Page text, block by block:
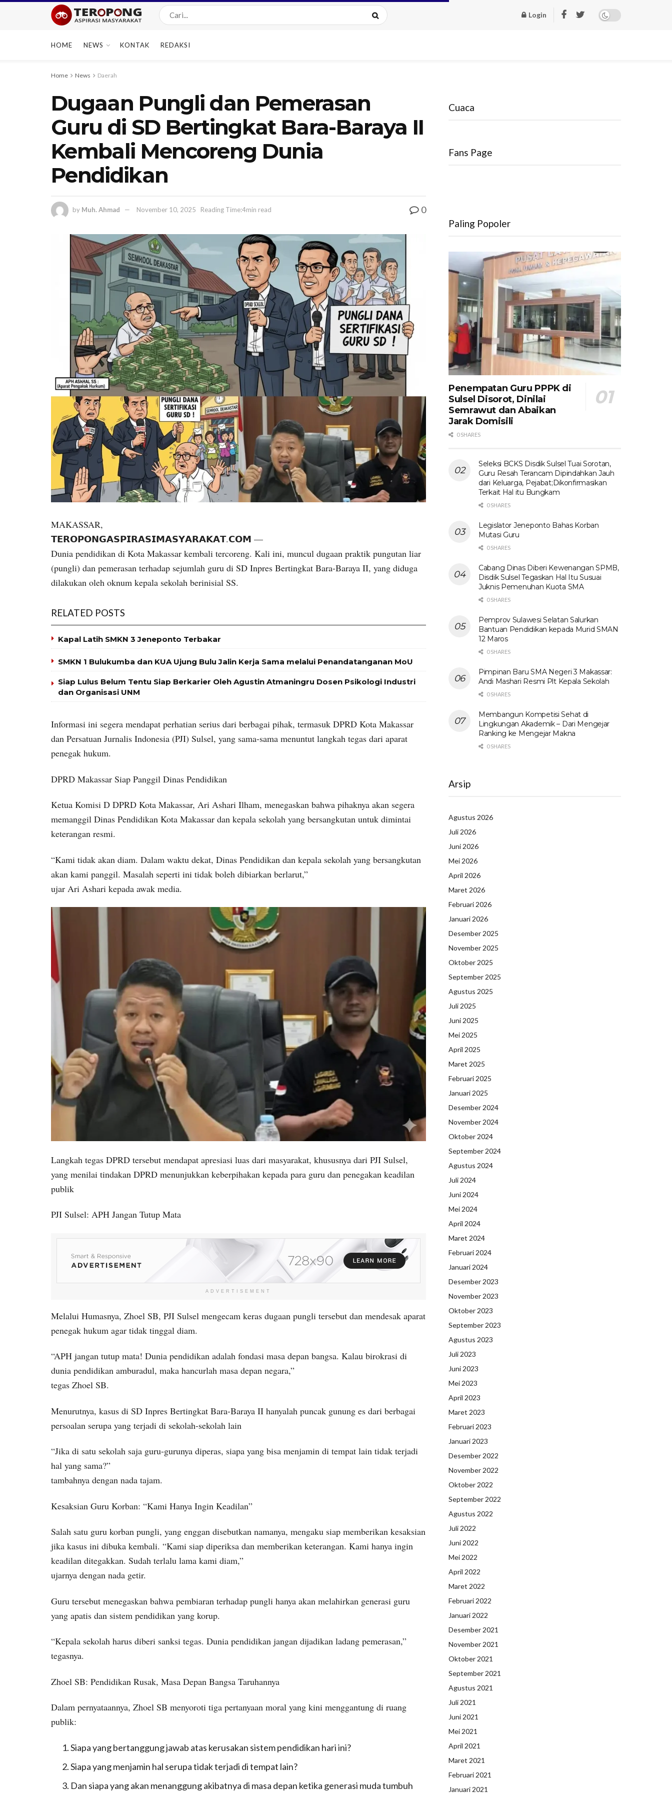
Login
HOME NEWS KONTAK REDAKSI
Home News Daerah
Dugaan Pungli dan Pemerasan
Guru di SD Bertingkat Bara-Baraya II
Kembali Mencoreng Dunia
Pendidikan
by Muh. Ahmad November 10, 2025 Reading Time:4min read 0
MAKASSAR,
𝗧𝗘𝗥𝗢𝗣𝗢𝗡𝗚𝗔𝗦𝗣𝗜𝗥𝗔𝗦𝗜𝗠𝗔𝗦𝗬𝗔𝗥𝗔𝗞𝗔𝗧.𝗖𝗢𝗠 —
Dunia pendidikan di Kota Makassar kembali tercoreng. Kali ini, muncul dugaan praktik pungutan liar
(pungli) dan pemerasan terhadap sejumlah guru di SD Inpres Bertingkat Bara-Baraya II, yang diduga
dilakukan oleh oknum kepala sekolah berinisial SS.
RELATED POSTS
Kapal Latih SMKN 3 Jeneponto Terbakar
SMKN 1 Bulukumba dan KUA Ujung Bulu Jalin Kerja Sama melalui Penandatanganan MoU
Siap Lulus Belum Tentu Siap Berkarier Oleh Agustin Atmaningru Dosen Psikologi Industri
dan Organisasi UNM
Informasi ini segera mendapat perhatian serius dari berbagai pihak, termasuk DPRD Kota Makassar
dan Persatuan Jurnalis Indonesia (PJI) Sulsel, yang sama-sama menuntut langkah tegas dari aparat
penegak hukum.
DPRD Makassar Siap Panggil Dinas Pendidikan
Ketua Komisi D DPRD Kota Makassar, Ari Ashari Ilham, menegaskan bahwa pihaknya akan segera
memanggil Dinas Pendidikan Kota Makassar dan kepala sekolah yang bersangkutan untuk dimintai
keterangan resmi.
“Kami tidak akan diam. Dalam waktu dekat, Dinas Pendidikan dan kepala sekolah yang bersangkutan
akan kami panggil. Masalah seperti ini tidak boleh dibiarkan berlarut,”
ujar Ari Ashari kepada awak media.
Langkah tegas DPRD tersebut mendapat apresiasi luas dari masyarakat, khususnya dari PJI Sulsel,
yang menilai tindakan DPRD menunjukkan keberpihakan kepada para guru dan penegakan keadilan
publik
PJI Sulsel: APH Jangan Tutup Mata
ADVERTISEMENT
Melalui Humasnya, Zhoel SB, PJI Sulsel mengecam keras dugaan pungli tersebut dan mendesak aparat
penegak hukum agar tidak tinggal diam.
“APH jangan tutup mata! Dunia pendidikan adalah fondasi masa depan bangsa. Kalau birokrasi di
dunia pendidikan amburadul, maka hancurlah masa depan negara,”
tegas Zhoel SB.
Menurutnya, kasus di SD Inpres Bertingkat Bara-Baraya II hanyalah puncak gunung es dari berbagai
persoalan serupa yang terjadi di sekolah-sekolah lain
“Jika di satu sekolah saja guru-gurunya diperas, siapa yang bisa menjamin di tempat lain tidak terjadi
hal yang sama?”
tambahnya dengan nada tajam.
Kesaksian Guru Korban: “Kami Hanya Ingin Keadilan”
Salah satu guru korban pungli, yang enggan disebutkan namanya, mengaku siap memberikan kesaksian
jika kasus ini dibuka kembali. “Kami siap diperiksa dan memberikan keterangan. Kami hanya ingin
keadilan ditegakkan. Sudah terlalu lama kami diam,”
ujarnya dengan nada getir.
Guru tersebut menegaskan bahwa pembiaran terhadap pungli hanya akan melahirkan generasi guru
yang apatis dan sistem pendidikan yang korup.
“Kepala sekolah harus diberi sanksi tegas. Dunia pendidikan jangan dijadikan ladang pemerasan,”
tegasnya.
Zhoel SB: Pendidikan Rusak, Masa Depan Bangsa Taruhannya
Dalam pernyataannya, Zhoel SB menyoroti tiga pertanyaan moral yang kini menggantung di ruang
publik:
Siapa yang bertanggung jawab atas kerusakan sistem pendidikan hari ini?
Siapa yang menjamin hal serupa tidak terjadi di tempat lain?
Dan siapa yang akan menanggung akibatnya di masa depan ketika generasi muda tumbuh
Cuaca
Fans Page
Paling Popoler
Penempatan Guru PPPK di
Sulsel Disorot, Dinilai
Semrawut dan Abaikan
Jarak Domisili
0 SHARES
Seleksi BCKS Disdik Sulsel Tuai Sorotan,
Guru Resah Terancam Dipindahkan Jauh
dari Keluarga, Pejabat;Dikonfirmasikan
Terkait Hal itu Bungkam
0 SHARES
Legislator Jeneponto Bahas Korban
Mutasi Guru
0 SHARES
Cabang Dinas Diberi Kewenangan SPMB,
Disdik Sulsel Tegaskan Hal Itu Susuai
Juknis Pemenuhan Kuota SMA
0 SHARES
Pemprov Sulawesi Selatan Salurkan
Bantuan Pendidikan kepada Murid SMAN
12 Maros
0 SHARES
Pimpinan Baru SMA Negeri 3 Makassar:
Andi Mashari Resmi Plt Kepala Sekolah
0 SHARES
Membangun Kompetisi Sehat di
Lingkungan Akademik – Dari Mengejar
Ranking ke Mengejar Makna
0 SHARES
Arsip
Agustus 2026
Juli 2026
Juni 2026
Mei 2026
April 2026
Maret 2026
Februari 2026
Januari 2026
Desember 2025
November 2025
Oktober 2025
September 2025
Agustus 2025
Juli 2025
Juni 2025
Mei 2025
April 2025
Maret 2025
Februari 2025
Januari 2025
Desember 2024
November 2024
Oktober 2024
September 2024
Agustus 2024
Juli 2024
Juni 2024
Mei 2024
April 2024
Maret 2024
Februari 2024
Januari 2024
Desember 2023
November 2023
Oktober 2023
September 2023
Agustus 2023
Juli 2023
Juni 2023
Mei 2023
April 2023
Maret 2023
Februari 2023
Januari 2023
Desember 2022
November 2022
Oktober 2022
September 2022
Agustus 2022
Juli 2022
Juni 2022
Mei 2022
April 2022
Maret 2022
Februari 2022
Januari 2022
Desember 2021
November 2021
Oktober 2021
September 2021
Agustus 2021
Juli 2021
Juni 2021
Mei 2021
April 2021
Maret 2021
Februari 2021
Januari 2021